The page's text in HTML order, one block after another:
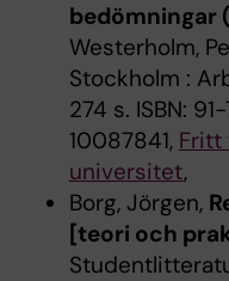
bedömningar
Westerholm,
Stockholm :
274 s. ISBN:
10087841, Fritt
universitet,
Borg, Jörgen,
[teori och